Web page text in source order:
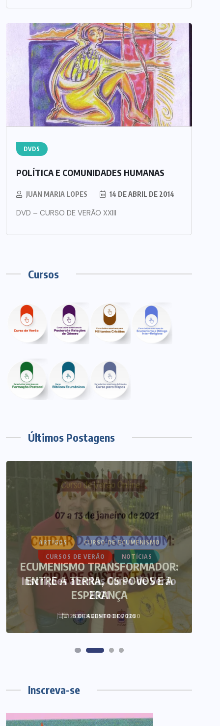
DVDS
POLÍTICA E COMUNIDADES HUMANAS
JUAN MARIA LOPES 14 DE ABRIL DE 2014
DVD – CURSO DE VERÃO XXIII
Cursos
Últimos Postagens
ARTIGOS CURSO DE ECUMENISMO
ECUMENISMO TRANSFORMADOR:
ENTRE A TERRA, OS POVOS E A
ESPERANÇA
6 DE AGOSTO DE 2026
Inscreva-se